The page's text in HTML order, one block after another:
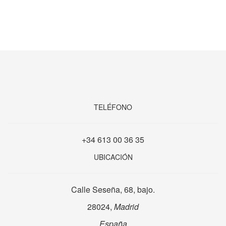
TELÉFONO
+34 613 00 36 35
UBICACIÓN
Calle Seseña, 68, bajo.
28024, Madrid
España